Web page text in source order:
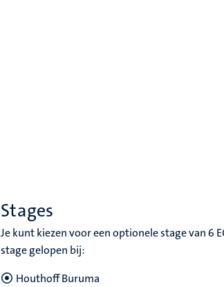
Stages
Je kunt kiezen voor een optionele stage van 6
stage gelopen bij:
Houthoff Buruma